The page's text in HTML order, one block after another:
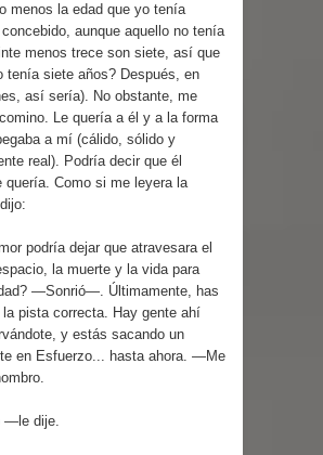
menos la edad que yo tenía
aunque aquello no tenía
menos trece son siete, así que
tenía siete años? Después, en
así sería). No obstante, me
Le quería a él y a la forma
a mí (cálido, sólido y
real). Podría decir que él
quería. Como si me leyera la
podría dejar que atravesara el
la muerte y la vida para
—Sonrió—. Últimamente, has
pista correcta. Hay gente ahí
y estás sacando un
en Esfuerzo... hasta ahora. —Me
—le dije.